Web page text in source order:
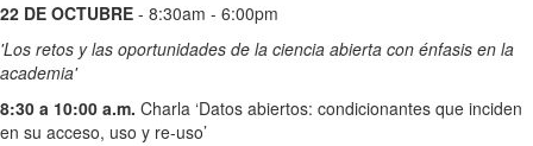
22 DE OCTUBRE - 8:30am - 6:00pm
'Los retos y las oportunidades de la ciencia abierta con énfasis en la
academia'
8:30 a 10:00 a.m. Charla ‘Datos abiertos: condicionantes que inciden
en su acceso, uso y re-uso’